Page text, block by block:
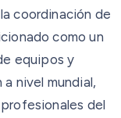
coordinación de
como un
equipos y
nivel mundial,
del